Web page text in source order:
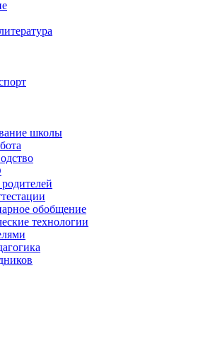
школы
обобщение
технологии